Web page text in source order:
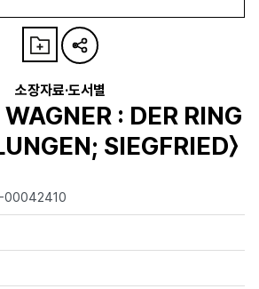
소장자료·도서별
WAGNER : DER RING
SIEGFRIED〉